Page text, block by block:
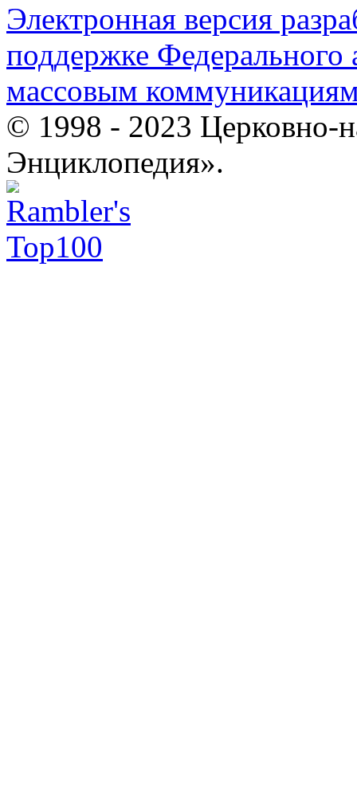
Электронная версия
поддержке Федерального
массовым
© 1998 - 2023 Церковно-
Энциклопедия».